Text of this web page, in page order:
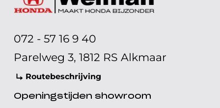
072 - 57 16 9 40
Parelweg 3, 1812 RS Alkmaar
Routebeschrijving
Openingstijden showroom